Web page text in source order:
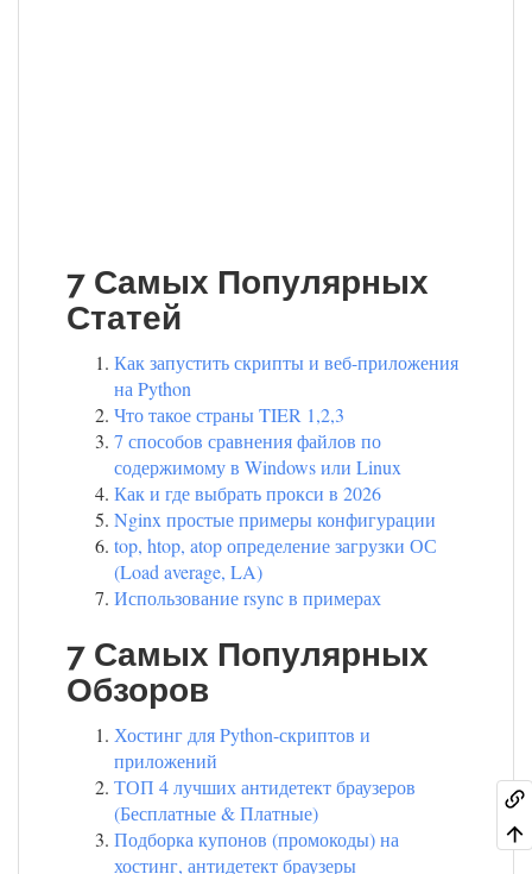
7 Самых Популярных
Статей
Как запустить скрипты и веб-приложения
на Python
Что такое страны TIER 1,2,3
7 способов сравнения файлов по
содержимому в Windows или Linux
Как и где выбрать прокси в 2026
Nginx простые примеры конфигурации
top, htop, atop определение загрузки ОС
(Load average, LA)
Использование rsync в примерах
7 Самых Популярных
Обзоров
Хостинг для Python-скриптов и
приложений
ТОП 4 лучших антидетект браузеров
(Бесплатные & Платные)
Подборка купонов (промокоды) на
хостинг, антидетект браузеры